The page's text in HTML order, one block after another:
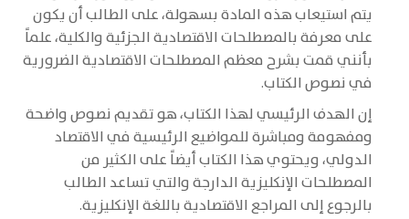
يتم استيعاب هذه المادة بسهولة، على الطالب أن يكون
على معرفة بالمصطلحات الاقتصادية الجزئية والكلية، علماً
بأنني قمت بشرح معظم المصطلحات الاقتصادية الضرورية
في نصوص الكتاب.
إن الهدف الرئيسي لهذا الكتاب، هو تقديم نصوص واضحة
ومفهومة ومباشرة للمواضيع الرئيسية في الاقتصاد
الدولي، ويحتوي هذا الكتاب أيضاً على الكثير من
المصطلحات الإنكليزية الدارجة والتي تساعد الطالب
بالرجوع إلى المراجع الاقتصادية باللغة الإنكليزية.